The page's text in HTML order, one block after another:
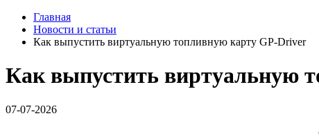
Главная
Новости и статьи
Как выпустить виртуальную топливную карту GP-Driver
Как выпустить виртуальную
07-07-2026